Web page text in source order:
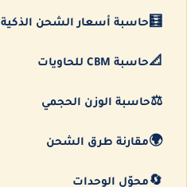
🧮 حاسبة أسعار الشحن الذكية
📐حاسبة CBM للحاويات
⚖️حاسبة الوزن الحجمي
🌍مقارنة طرق الشحن
🔄 محوّل الوحدات